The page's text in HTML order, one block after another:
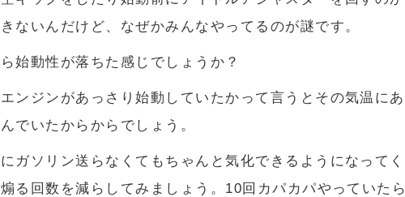
ないんだけど、なぜかみんなやってるのが謎です。
始動性が落ちた感じでしょうか？
ンジンがあっさり始動していたかって言うとその気温にあ
でいたからからでしょう。
ガソリン送らなくてもちゃんと気化できるようになってく
る回数を減らしてみましょう。10回カパカパやっていたら